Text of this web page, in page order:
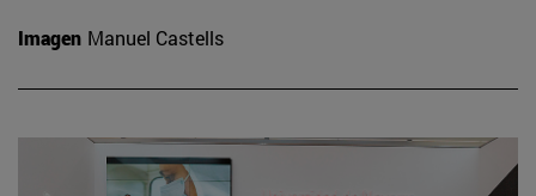
Imagen Manuel Castells